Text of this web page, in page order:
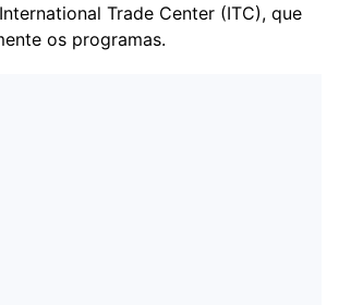
Trade Center (ITC), que
os programas.